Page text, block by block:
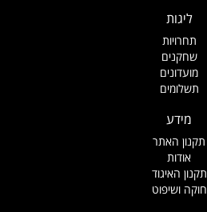
ליגות
תחרויות
שחקנים
מועדונים
תשלומים
מידע
תקנון האתר
אודות
תקנון האיגוד
חוקה ושיפוט